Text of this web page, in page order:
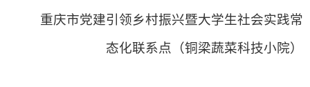
重庆市党建引领乡村振兴暨大学生社会实践常
态化联系点（铜梁蔬菜科技小院）